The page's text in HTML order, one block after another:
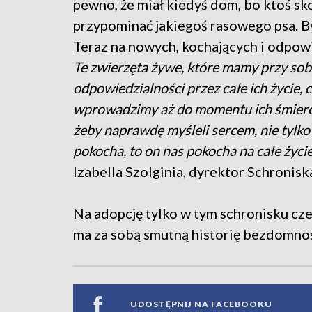
pewno, że miał kiedyś dom, bo ktoś
przypominać jakiegoś rasowego psa.
Teraz na nowych, kochających i
Te zwierzęta żywe, które mamy przy
odpowiedzialności przez całe ich
wprowadzimy aż do momentu ich
żeby naprawdę myśleli sercem, nie
pokocha, to on nas pokocha na całe
Izabella Szolginia, dyrektor
Na adopcję tylko w tym schronisku
ma za sobą smutną historię
UDOSTĘPNIJ NA FACEBOOKU